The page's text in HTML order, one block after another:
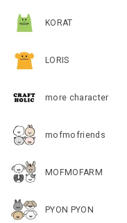
KORAT
LORIS
more character
mofmofriends
MOFMOFARM
PYON PYON